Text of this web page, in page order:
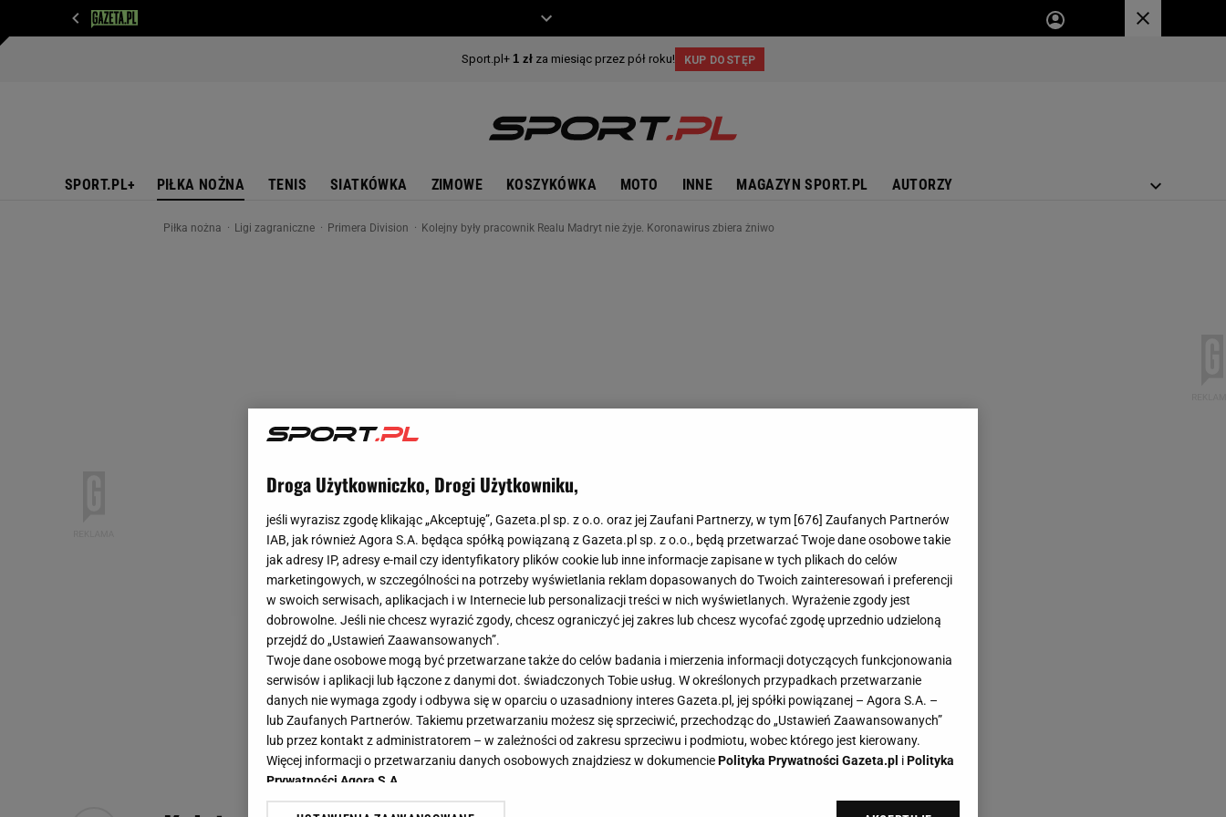
SPORT.PL+ PIŁKA NOŻNA TENIS SIATKÓWKA ZIMOWE KOSZYKÓWKA MOTO INNE MAGAZYN SPORT.PL AUTORZY
Piłka nożna Ligi zagraniczne Primera Division Kolejny były pracownik Realu Madryt nie żyje. Koronawirus zbiera żniwo
Droga Użytkowniczko, Drogi Użytkowniku,
jeśli wyrazisz zgodę klikając „Akceptuję”, Gazeta.pl sp. z o.o. oraz jej Zaufani Partnerzy, w tym [676] Zaufanych Partnerów
IAB, jak również Agora S.A. będąca spółką powiązaną z Gazeta.pl sp. z o.o., będą przetwarzać Twoje dane osobowe takie
jak adresy IP, adresy e-mail czy identyfikatory plików cookie lub inne informacje zapisane w tych plikach do celów
marketingowych, w szczególności na potrzeby wyświetlania reklam dopasowanych do Twoich zainteresowań i preferencji
w swoich serwisach, aplikacjach i w Internecie lub personalizacji treści w nich wyświetlanych. Wyrażenie zgody jest
dobrowolne. Jeśli nie chcesz wyrazić zgody, chcesz ograniczyć jej zakres lub chcesz wycofać zgodę uprzednio udzieloną
przejdź do „Ustawień Zaawansowanych”.
Twoje dane osobowe mogą być przetwarzane także do celów badania i mierzenia informacji dotyczących funkcjonowania
serwisów i aplikacji lub łączone z danymi dot. świadczonych Tobie usług. W określonych przypadkach przetwarzanie
danych nie wymaga zgody i odbywa się w oparciu o uzasadniony interes Gazeta.pl, jej spółki powiązanej – Agora S.A. –
lub Zaufanych Partnerów. Takiemu przetwarzaniu możesz się sprzeciwić, przechodząc do „Ustawień Zaawansowanych”
lub przez kontakt z administratorem – w zależności od zakresu sprzeciwu i podmiotu, wobec którego jest kierowany.
Więcej informacji o przetwarzaniu danych osobowych znajdziesz w dokumenciePolityka Prywatności Gazeta.pl iPolityka
Prywatności Agora S.A.